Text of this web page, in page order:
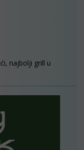
najbolji grill u